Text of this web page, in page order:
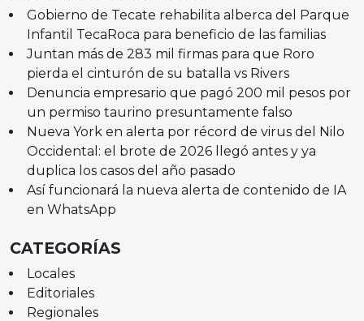
Gobierno de Tecate rehabilita alberca del Parque
Infantil TecaRoca para beneficio de las familias
Juntan más de 283 mil firmas para que Roro
pierda el cinturón de su batalla vs Rivers
Denuncia empresario que pagó 200 mil pesos por
un permiso taurino presuntamente falso
Nueva York en alerta por récord de virus del Nilo
Occidental: el brote de 2026 llegó antes y ya
duplica los casos del año pasado
Así funcionará la nueva alerta de contenido de IA
en WhatsApp
CATEGORÍAS
Locales
Editoriales
Regionales